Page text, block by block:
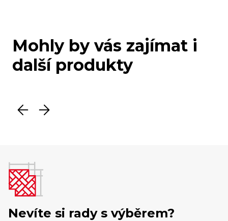
Mohly by vás zajímat i
další produkty
Nevíte si rady s výběrem?